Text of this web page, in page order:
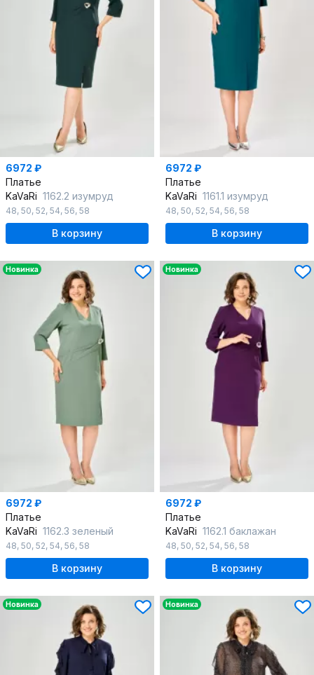
6972 ₽
Платье
KaVaRi 1162.2 изумруд
48, 50, 52, 54, 56, 58
В корзину
6972 ₽
Платье
KaVaRi 1161.1 изумруд
48, 50, 52, 54, 56, 58
В корзину
Новинка
6972 ₽
Платье
KaVaRi 1162.3 зеленый
48, 50, 52, 54, 56, 58
В корзину
Новинка
6972 ₽
Платье
KaVaRi 1162.1 баклажан
48, 50, 52, 54, 56, 58
В корзину
Новинка Новинка